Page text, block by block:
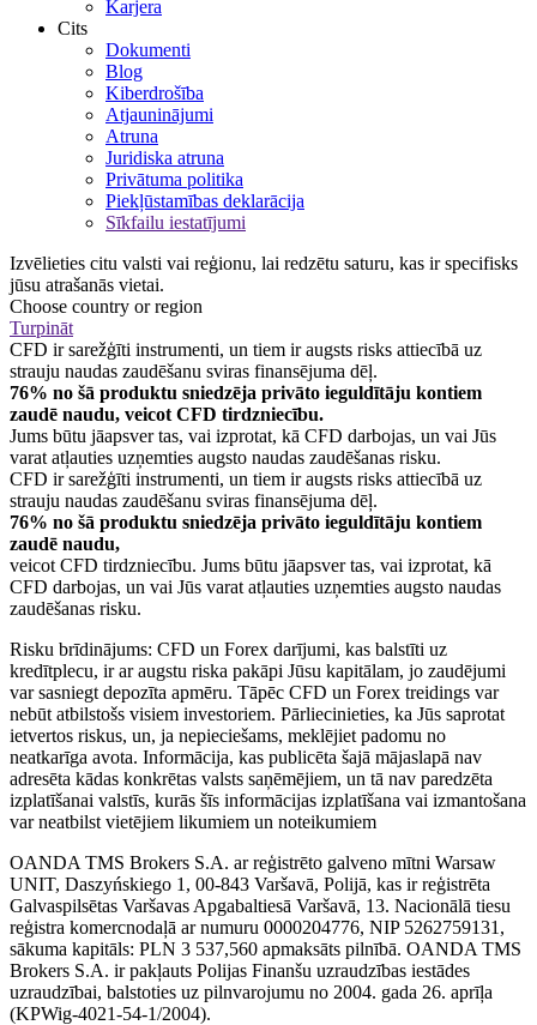
Karjera
Cits
Dokumenti
Blog
Kiberdrošība
Atjauninājumi
Atruna
Juridiska atruna
Privātuma politika
Piekļūstamības deklarācija
Sīkfailu iestatījumi
Izvēlieties citu valsti vai reģionu, lai redzētu saturu, kas ir specifisks
jūsu atrašanās vietai.
Choose country or region
Turpināt
CFD ir sarežģīti instrumenti, un tiem ir augsts risks attiecībā uz
strauju naudas zaudēšanu sviras finansējuma dēļ.
76% no šā produktu sniedzēja privāto ieguldītāju kontiem
zaudē naudu, veicot CFD tirdzniecību.
Jums būtu jāapsver tas, vai izprotat, kā CFD darbojas, un vai Jūs
varat atļauties uzņemties augsto naudas zaudēšanas risku.
CFD ir sarežģīti instrumenti, un tiem ir augsts risks attiecībā uz
strauju naudas zaudēšanu sviras finansējuma dēļ.
76% no šā produktu sniedzēja privāto ieguldītāju kontiem
zaudē naudu,
veicot CFD tirdzniecību. Jums būtu jāapsver tas, vai izprotat, kā
CFD darbojas, un vai Jūs varat atļauties uzņemties augsto naudas
zaudēšanas risku.
Risku brīdinājums: CFD un Forex darījumi, kas balstīti uz
kredītplecu, ir ar augstu riska pakāpi Jūsu kapitālam, jo zaudējumi
var sasniegt depozīta apmēru. Tāpēc CFD un Forex treidings var
nebūt atbilstošs visiem investoriem. Pārliecinieties, ka Jūs saprotat
ietvertos riskus, un, ja nepieciešams, meklējiet padomu no
neatkarīga avota. Informācija, kas publicēta šajā mājaslapā nav
adresēta kādas konkrētas valsts saņēmējiem, un tā nav paredzēta
izplatīšanai valstīs, kurās šīs informācijas izplatīšana vai izmantošana
var neatbilst vietējiem likumiem un noteikumiem
OANDA TMS Brokers S.A. ar reģistrēto galveno mītni Warsaw
UNIT, Daszyńskiego 1, 00-843 Varšavā, Polijā, kas ir reģistrēta
Galvaspilsētas Varšavas Apgabaltiesā Varšavā, 13. Nacionālā tiesu
reģistra komercnodaļā ar numuru 0000204776, NIP 5262759131,
sākuma kapitāls: PLN 3 537,560 apmaksāts pilnībā. OANDA TMS
Brokers S.A. ir pakļauts Polijas Finanšu uzraudzības iestādes
uzraudzībai, balstoties uz pilnvarojumu no 2004. gada 26. aprīļa
(KPWig-4021-54-1/2004).